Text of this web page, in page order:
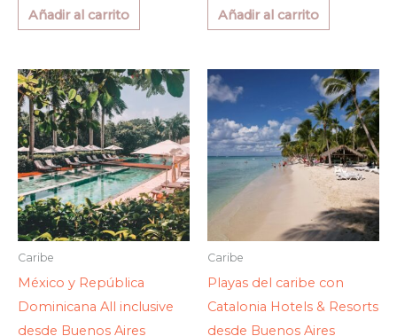
Añadir al carrito Añadir al carrito
Caribe
México y República
Dominicana All inclusive
desde Buenos Aires
Caribe
Playas del caribe con
Catalonia Hotels & Resorts
desde Buenos Aires